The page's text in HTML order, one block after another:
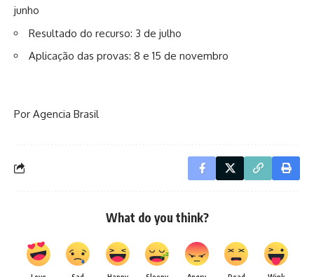
junho
Resultado do recurso: 3 de julho
Aplicação das provas: 8 e 15 de novembro
Por Agencia Brasil
What do you think?